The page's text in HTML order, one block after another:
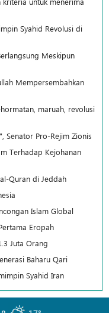
Syahid Revolusi di
Meskipun
Mempersembahkan
maruah, revolusi
Senator Pro-Rejim Zionis
Terhadap Kejohanan
Quran di Jeddah
Islam Global
Eropah
Juta Orang
Baharu Qari
Syahid Iran